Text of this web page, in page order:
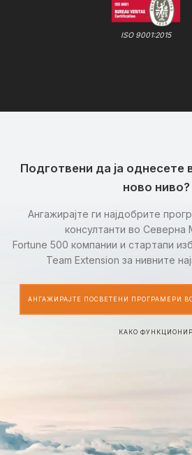
ISO 9001:2015
Подготвени да ја однесете
ново ниво?
Ангажирајте ги најдобрите
консултанти во Северна
Fortune 500 компании и стартапи
Team Extension за нивните
АНГАЖИРАЈТЕ ПОСВЕТЕНИ ПРОГРАМЕРИ
КАКО